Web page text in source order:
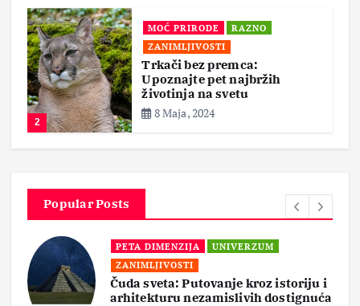
2
MOĆ PRIRODE
RAZNO
ZANIMLJIVOSTI
Trkači bez premca:
Upoznajte pet najbržih
životinja na svetu
8 Maja, 2024
Popular Posts
PETA DIMENZIJA
UNIVERZUM
ZANIMLJIVOSTI
Čuda sveta: Putovanje kroz istoriju i
arhitekturu nezamislivih dostignuća